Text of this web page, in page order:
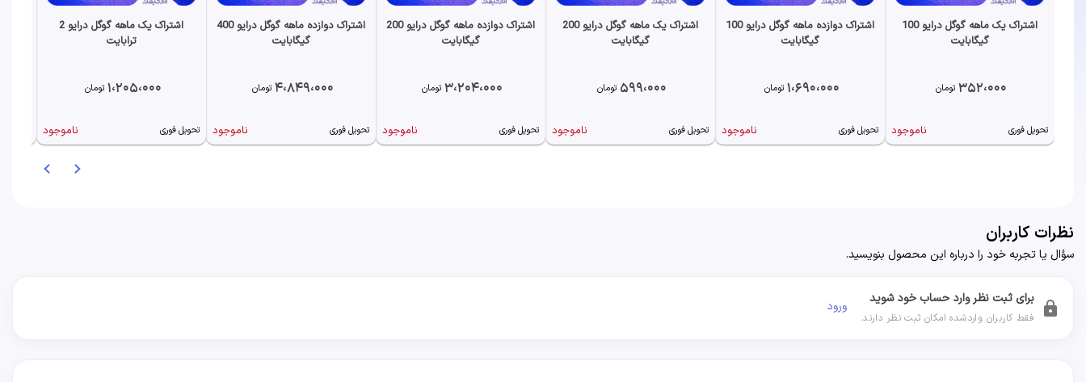
اشتراک یک ماهه گوگل درایو 100
گیگابایت
352،000 تومان
تحویل فوری ناموجود
اشتراک دوازده ماهه گوگل درایو 100
گیگابایت
1،690،000 تومان
تحویل فوری ناموجود
اشتراک یک ماهه گوگل درایو 200
گیگابایت
599،000 تومان
تحویل فوری ناموجود
اشتراک دوازده ماهه گوگل درایو 200
گیگابایت
3،204،000 تومان
تحویل فوری ناموجود
اشتراک دوازده ماهه گوگل درایو 400
گیگابایت
4،849،000 تومان
تحویل فوری ناموجود
اشتراک یک ماهه گوگل درایو 2
ترابایت
1،205،000 تومان
تحویل فوری ناموجود
نظرات کاربران
سؤال یا تجربه خود را درباره این محصول بنویسید.
lock برای ثبت نظر وارد حساب خود شوید
فقط کاربران واردشده امکان ثبت نظر دارند.
ورود